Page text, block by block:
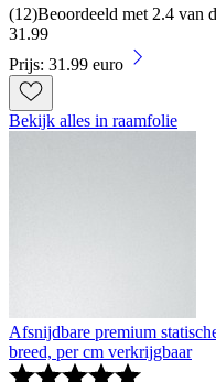
(12)Beoordeeld met 2.4 van
31 .99
Prijs: 31.99 euro
Bekijk alles in raamfolie
Afsnijdbare premium
breed, per cm verkrijgbaar